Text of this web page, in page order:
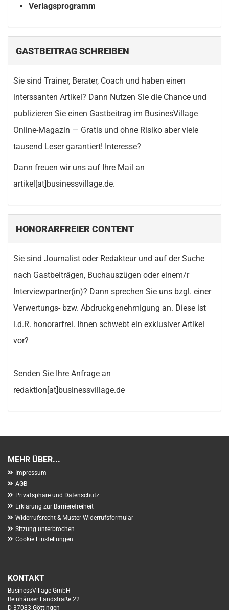
Verlagsprogramm
GASTBEITRAG SCHREIBEN
Sie sind Trainer, Berater, Coach und haben einen
interssanten Artikel? Dann Nutzen Sie die Chance und
publizieren Sie einen Gastbeitrag im BusinesVillage
Online-Magazin — Gratis und ohne Risiko aber viele
tausend Leser garantiert! Interesse?
Dann freuen wir uns auf Ihre Mail an
artikel[at]businessvillage.de.
HONORARFREIER CONTENT
Sie sind Journalist oder Redakteur und auf der Suche
nach Gastbeiträgen, Buchauszügen oder einem/r
Interviewpartner(in)? Dann sprechen Sie uns bzgl. einer
Verwertungs- bzw. Abdruckgenehmigung an. Diese ist
i.d.R. honorarfrei. Ihnen schwebt ein exklusiver Artikel
vor?
Senden Sie Ihre Anfrage an
redaktion[at]businessvillage.de
MEHR ÜBER...
Impressum
AGB
Privatsphäre und Datenschutz
Erklärung zur Barrierefreiheit
Widerrufsrecht & Muster-Widerrufsformular
Sitzung unterbrochen
Cookie Einstellungen
KONTAKT
BusinessVillage GmbH
Reinhäuser Landstraße 22
D-37083 Göttingen